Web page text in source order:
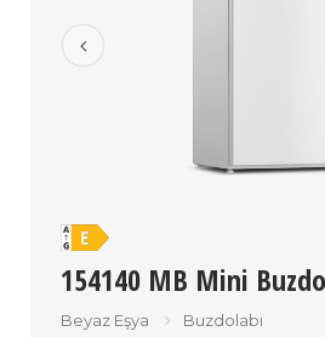
154140 MB Mini
Beyaz Eşya Buzdolabı